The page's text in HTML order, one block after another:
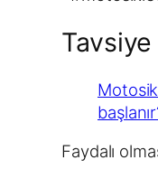
Tavsiye
Faydalı